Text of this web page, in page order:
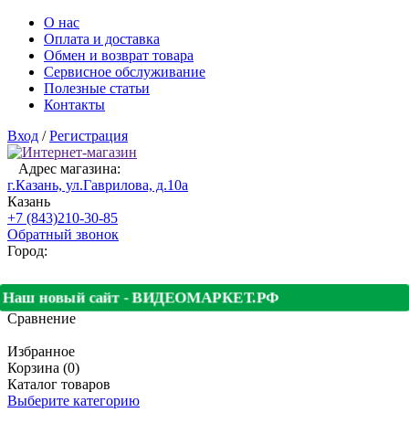
О нас
Оплата и доставка
Обмен и возврат товара
Сервисное обслуживание
Полезные статьи
Контакты
Вход /Регистрация
Адрес магазина:
г.Казань, ул.Гаврилова, д.10а
Казань
+7 (843)210-30-85
Обратный звонок
Город:
Наш новый сайт - ВИДЕОМАРКЕТ.РФ
Сравнение
Избранное
Корзина (0)
Каталог товаров
Выберите категорию